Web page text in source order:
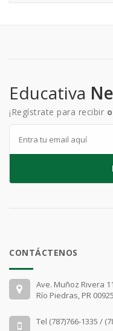
Educativa
¡Regístrate para recibir
CONTÁCTENOS
Ave. Muñoz Rivera
Río Piedras, PR 00925
Tel (787)766-1335 /